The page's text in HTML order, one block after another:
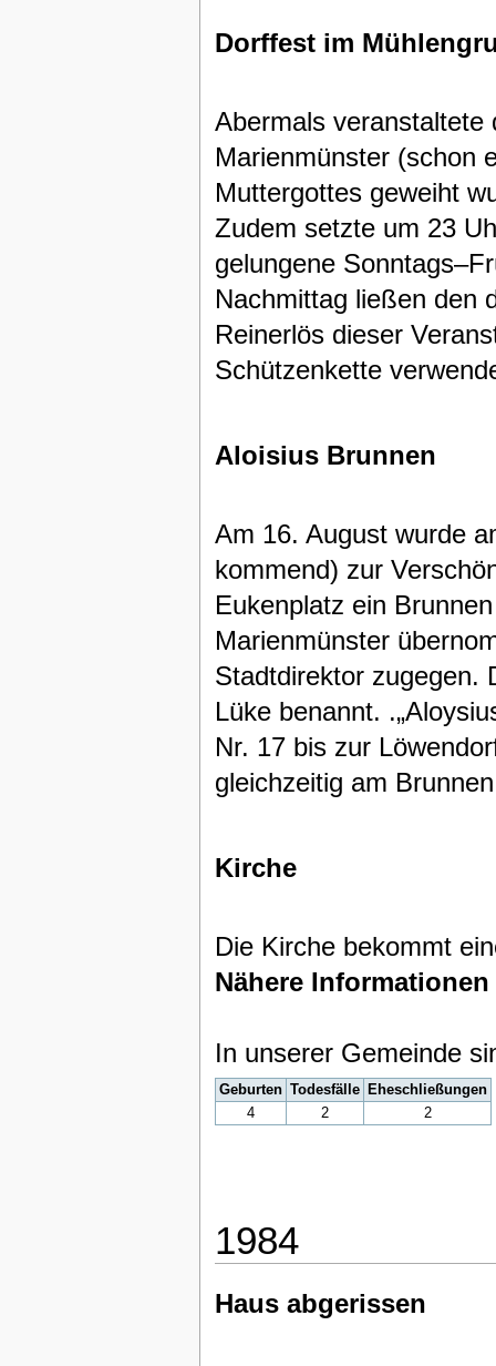
Dorffest im
Abermals veranstaltete
Marienmünster (schon
Muttergottes geweiht
Zudem setzte um 23
gelungene
Nachmittag ließen den
Reinerlös dieser
Schützenkette
Aloisius Brunnen
Am 16. August wurde
kommend) zur
Eukenplatz ein
Marienmünster
Stadtdirektor zugegen.
Lüke benannt.
Nr. 17 bis zur
gleichzeitig am
Kirche
Die Kirche bekommt
Nähere
In unserer Gemeinde
Geburten Todesfälle
Eheschließungen
4
2 2
1984
Haus abgerissen